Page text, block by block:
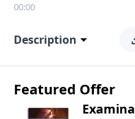
00:00
Description
Featured Offer